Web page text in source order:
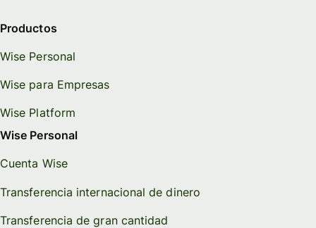
Productos
Wise Personal
Wise para Empresas
Wise Platform
Wise Personal
Cuenta Wise
Transferencia internacional de dinero
Transferencia de gran cantidad